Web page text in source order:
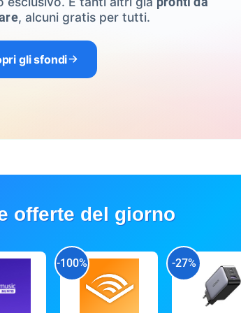
, alcuni gratis per tutti.
gli sfondi
offerte del giorno
-100% -27%